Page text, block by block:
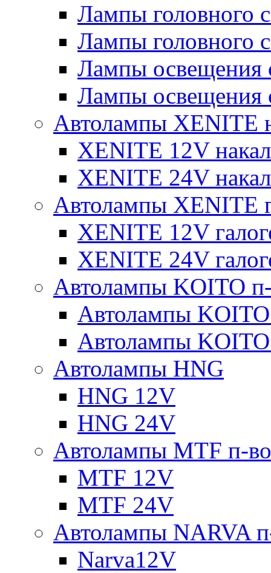
Лампы головного
Лампы головного
Лампы освещения
Лампы освещения
Автолампы XENITE
XENITE 12V
XENITE 24V
Автолампы XENITE
XENITE 12V
XENITE 24V
Автолампы KOITO
Автолампы
Автолампы
Автолампы HNG
HNG 12V
HNG 24V
Автолампы MTF п-
MTF 12V
MTF 24V
Автолампы NARVA
Narva12V